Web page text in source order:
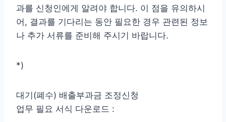
과를 신청인에게 알려야 합니다. 이 점을 유의하시
어, 결과를 기다리는 동안 필요한 경우 관련된 정보
나 추가 서류를 준비해 주시기 바랍니다.
*)
대기(폐수) 배출부과금 조정신청
업무 필요 서식 다운로드 :